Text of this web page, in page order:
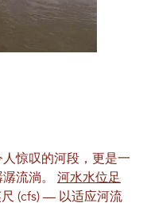
惊叹的河段，更是一
流淌。 河水水位足
(cfs) — 以适应河流